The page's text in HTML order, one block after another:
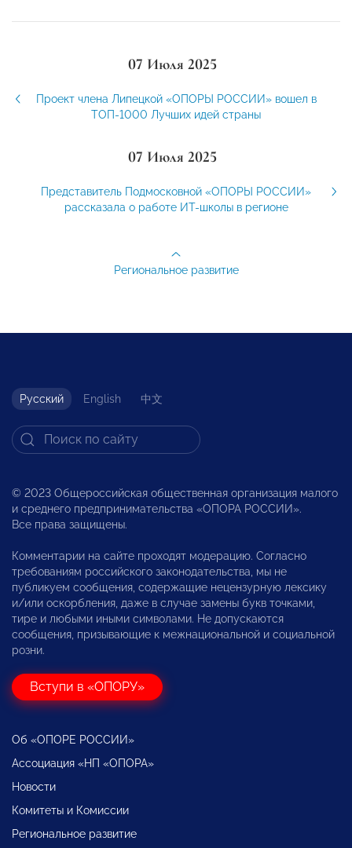
07 Июля 2025
Проект члена Липецкой «ОПОРЫ РОССИИ» вошел в
ТОП-1000 Лучших идей страны
07 Июля 2025
Представитель Подмосковной «ОПОРЫ РОССИИ»
рассказала о работе ИТ-школы в регионе
Региональное развитие
Русский English 中文
© 2023 Общероссийская общественная организация малого
и среднего предпринимательства «ОПОРА РОССИИ».
Все права защищены.
Комментарии на сайте проходят модерацию. Согласно
требованиям российского законодательства, мы не
публикуем сообщения, содержащие нецензурную лексику
и/или оскорбления, даже в случае замены букв точками,
тире и любыми иными символами. Не допускаются
сообщения, призывающие к межнациональной и социальной
розни.
Вступи в «ОПОРУ»
Об «ОПОРЕ РОССИИ»
Ассоциация «НП «ОПОРА»
Новости
Комитеты и Комиссии
Региональное развитие